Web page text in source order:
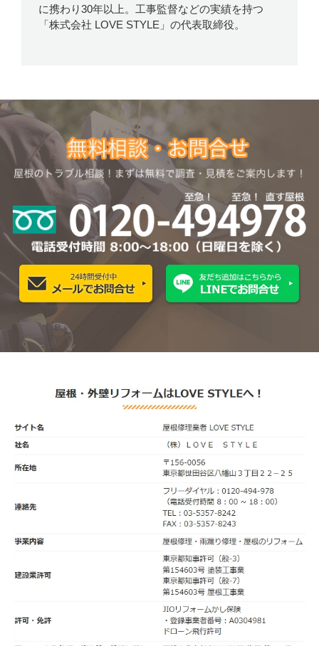
に携わり30年以上。工事監督などの実績を持つ
「株式会社 LOVE STYLE」の代表取締役。